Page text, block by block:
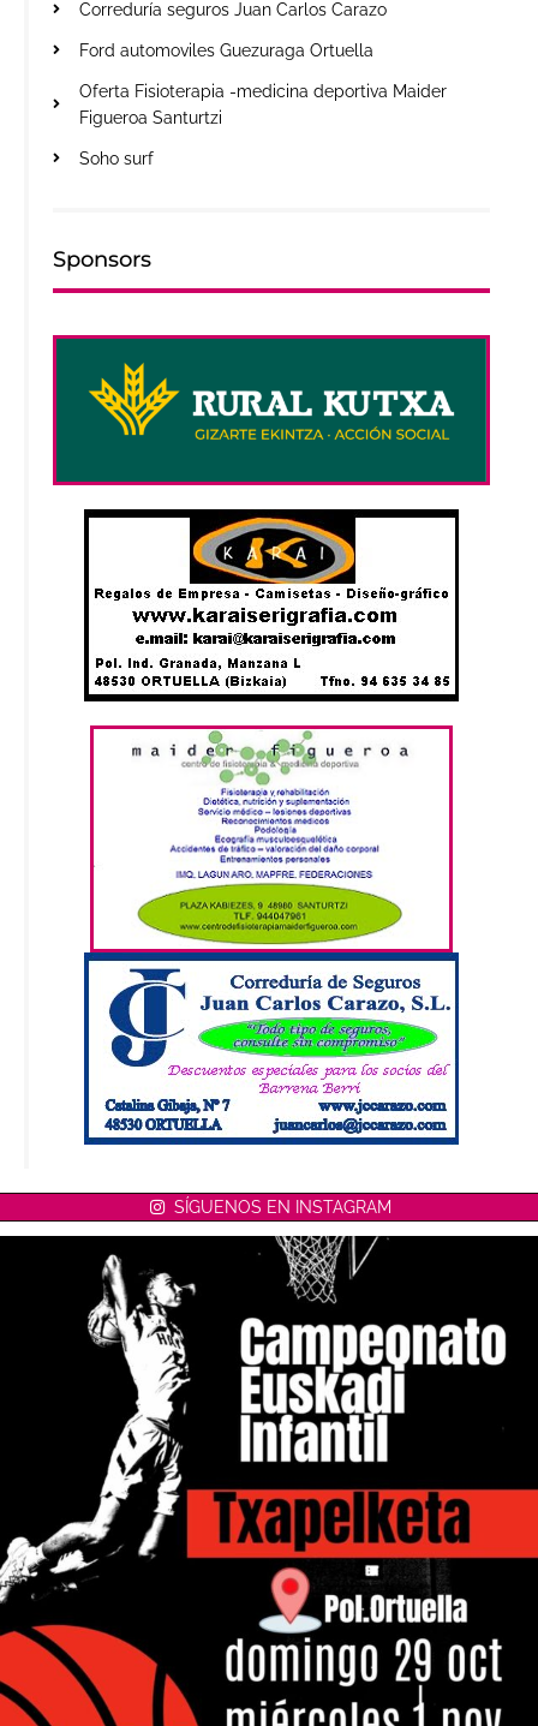
Correduría seguros Juan Carlos Carazo
Ford automoviles Guezuraga Ortuella
Oferta Fisioterapia -medicina deportiva Maider
Figueroa Santurtzi
Soho surf
Sponsors
SÍGUENOS EN INSTAGRAM